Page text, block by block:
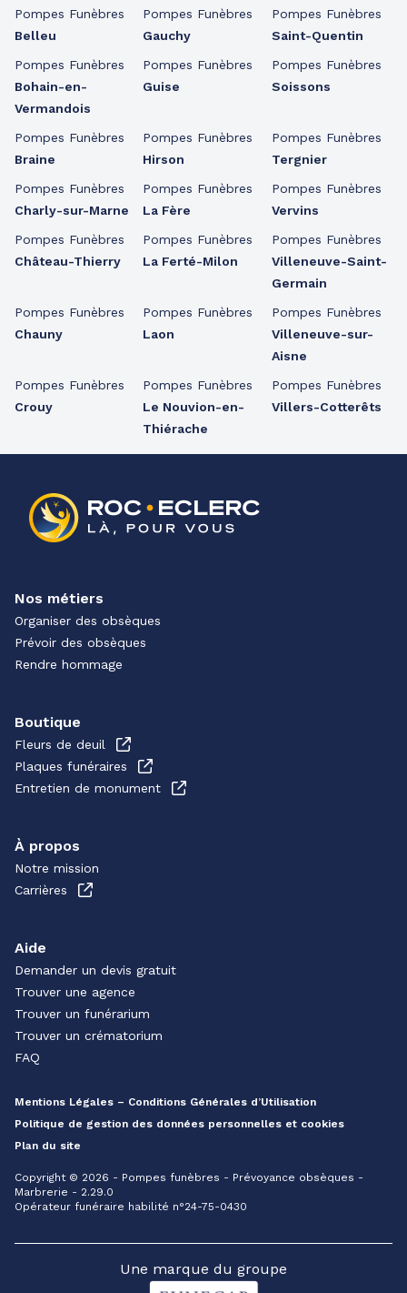
Pompes Funèbres
Belleu
Pompes Funèbres
Bohain-en-
Vermandois
Pompes Funèbres
Braine
Pompes Funèbres
Charly-sur-Marne
Pompes Funèbres
Château-Thierry
Pompes Funèbres
Chauny
Pompes Funèbres
Crouy
Pompes Funèbres
Gauchy
Pompes Funèbres
Guise
Pompes Funèbres
Hirson
Pompes Funèbres
La Fère
Pompes Funèbres
La Ferté-Milon
Pompes Funèbres
Laon
Pompes Funèbres
Le Nouvion-en-
Thiérache
Pompes Funèbres
Saint-Quentin
Pompes Funèbres
Soissons
Pompes Funèbres
Tergnier
Pompes Funèbres
Vervins
Pompes Funèbres
Villeneuve-Saint-
Germain
Pompes Funèbres
Villeneuve-sur-
Aisne
Pompes Funèbres
Villers-Cotterêts
Nos métiers
Organiser des obsèques
Prévoir des obsèques
Rendre hommage
Boutique
Fleurs de deuil
Plaques funéraires
Entretien de monument
À propos
Notre mission
Carrières
Aide
Demander un devis gratuit
Trouver une agence
Trouver un funérarium
Trouver un crématorium
FAQ
Mentions Légales – Conditions Générales d’Utilisation
Politique de gestion des données personnelles et cookies
Plan du site
Copyright © 2026 - Pompes funèbres - Prévoyance obsèques -
Marbrerie - 2.29.0
Opérateur funéraire habilité n°24-75-0430
Une marque du groupe